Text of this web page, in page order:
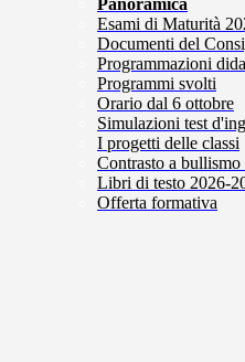
Panoramica
Esami di Maturità
Documenti del
Programmazioni
Programmi svolti
Orario dal 6 ottobre
Simulazioni test
I progetti delle classi
Contrasto a
Libri di testo 2026-
Offerta formativa